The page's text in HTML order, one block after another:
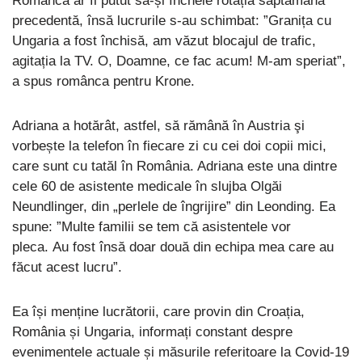
precedentă, însă lucrurile s-au schimbat: ”Granița cu
Ungaria a fost închisă, am văzut blocajul de trafic,
agitația la TV. O, Doamne, ce fac acum! M-am speriat”,
a spus românca pentru Krone.
Adriana a hotărât, astfel, să rămână în Austria şi
vorbește la telefon în fiecare zi cu cei doi copii mici,
care sunt cu tatăl în România. Adriana este una dintre
cele 60 de asistente medicale în slujba Olgăi
Neundlinger, din „perlele de îngrijire” din Leonding. Ea
spune: ”Multe familii se tem că asistentele vor
pleca. Au fost însă doar două din echipa mea care au
făcut acest lucru”.
Ea își menține lucrătorii, care provin din Croația,
România și Ungaria, informați constant despre
evenimentele actuale și măsurile referitoare la Covid-19